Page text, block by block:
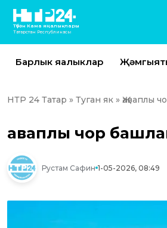
Түбән Кама яңалыклары
Татарстан Республикасы
Барлык яңалыклар
НТР 24 Татар » Туган як » Җаваплы
Җаваплы чор
Рустам Сафин 1-05-2026, 08:49